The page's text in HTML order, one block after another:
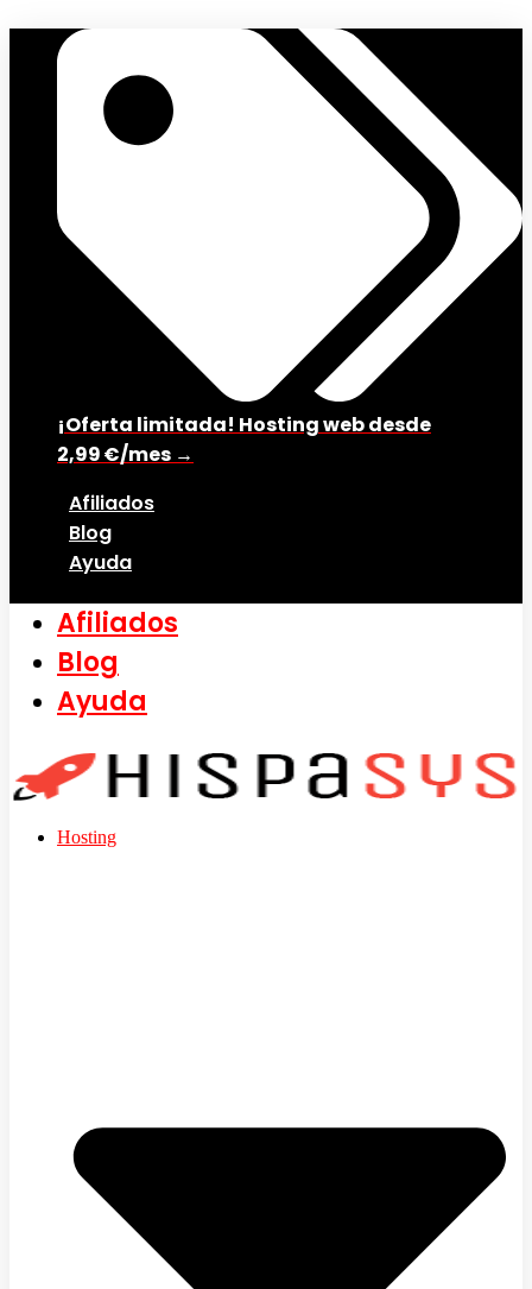
¡Oferta limitada! Hosting web desde
2,99 €/mes →
Afiliados
Blog
Ayuda
Afiliados
Blog
Ayuda
Hosting